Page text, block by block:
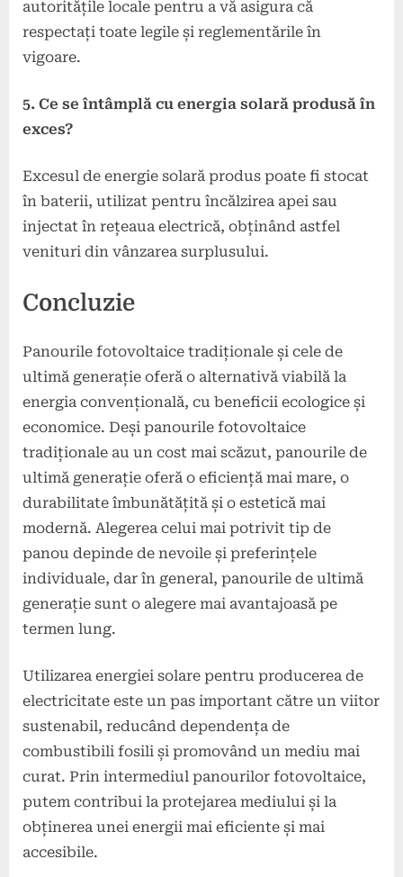
autoritățile locale pentru a vă asigura că
respectați toate legile și reglementările în
vigoare.
5. Ce se întâmplă cu energia solară produsă în
exces?
Excesul de energie solară produs poate fi stocat
în baterii, utilizat pentru încălzirea apei sau
injectat în rețeaua electrică, obținând astfel
venituri din vânzarea surplusului.
Concluzie
Panourile fotovoltaice tradiționale și cele de
ultimă generație oferă o alternativă viabilă la
energia convențională, cu beneficii ecologice și
economice. Deși panourile fotovoltaice
tradiționale au un cost mai scăzut, panourile de
ultimă generație oferă o eficiență mai mare, o
durabilitate îmbunătățită și o estetică mai
modernă. Alegerea celui mai potrivit tip de
panou depinde de nevoile și preferințele
individuale, dar în general, panourile de ultimă
generație sunt o alegere mai avantajoasă pe
termen lung.
Utilizarea energiei solare pentru producerea de
electricitate este un pas important către un viitor
sustenabil, reducând dependența de
combustibili fosili și promovând un mediu mai
curat. Prin intermediul panourilor fotovoltaice,
putem contribui la protejarea mediului și la
obținerea unei energii mai eficiente și mai
accesibile.